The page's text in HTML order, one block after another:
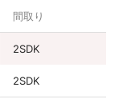
間取り
2SDK
2SDK